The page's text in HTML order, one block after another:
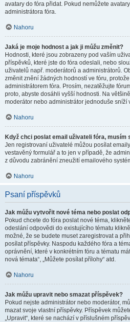
avatary do fóra přidat. Pokud nemůžete
administrátora fóra.
Nahoru
Jaká je moje hodnost a jak ji můžu změnit?
Hodnosti, které jsou zobrazeny pod vaším
příspěvků, které jste do fóra odeslali, nebo
uživatelů např. moderátorů a administrátorů.
změnit znění žádných hodností ve fóru,
administrátorem fóra. Prosím, nezatěžujte
proto, abyste dosáhli vyšší hodnosti. Na
moderátor nebo administrátor jednoduše sníží
Nahoru
Když chci poslat email uživateli fóra, musím
Jen registrovaní uživatelé můžou posílat
vestavěný formulář a to jen v případě, že
z důvodu zabránění zneužití emailového
Nahoru
Psaní příspěvků
Jak můžu vytvořit nové téma nebo poslat
Pokud chcete do fóra poslat nové téma,
odeslání odpovědi do existujícího tématu
možné, že se budete muset zaregistrovat a
posílat příspěvky. Naspodu každého fóra a
oprávnění, které v konkrétním fóru a tématu
nová témata“, „Můžete posílat přílohy“ atd.
Nahoru
Jak můžu upravit nebo smazat příspěvek?
Pokud nejste administrátor nebo moderátor,
mazat svoje vlastní příspěvky. Příspěvek
„Upravit“, které se nachází v příslušném